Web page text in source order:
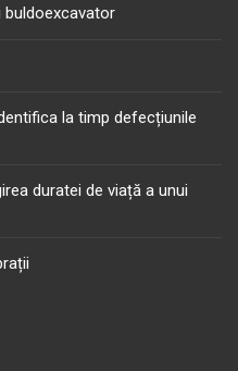
la timp defecțiunile
duratei de viață a unui